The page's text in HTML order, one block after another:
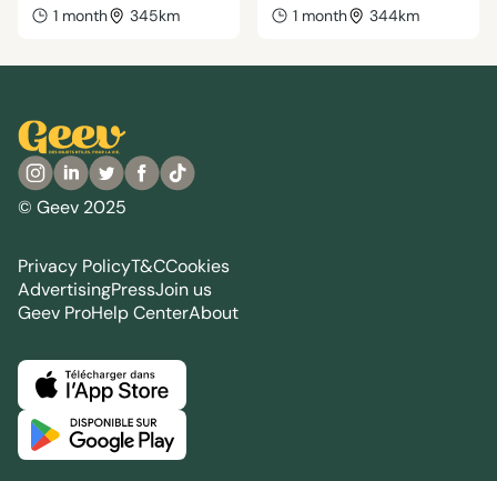
1 month 345km 1 month 344km
© Geev 2025
Privacy PolicyT&CCookies
AdvertisingPressJoin us
Geev ProHelp CenterAbout